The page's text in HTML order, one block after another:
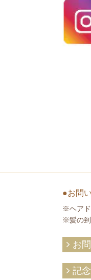
●お問
※ヘアド
※髪の到
お
記